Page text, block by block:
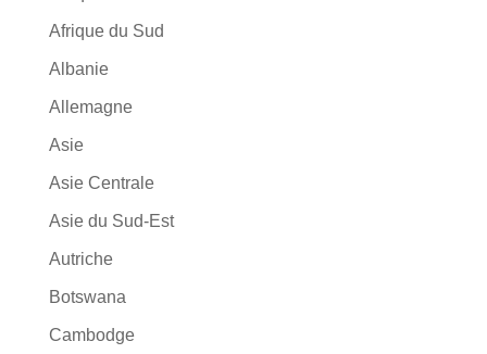
Afrique du Sud
Albanie
Allemagne
Asie
Asie Centrale
Asie du Sud-Est
Autriche
Botswana
Cambodge